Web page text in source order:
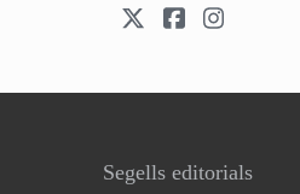
Segells editorials